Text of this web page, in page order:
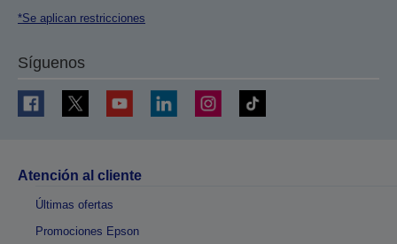
*Se aplican restricciones
Síguenos
Atención al cliente
Últimas ofertas
Promociones Epson